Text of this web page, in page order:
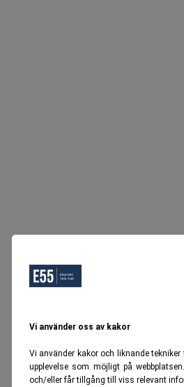
Vi använder oss av kakor
Vi använder kakor och liknande
upplevelse som möjligt på
och/eller får tillgång till viss relevant